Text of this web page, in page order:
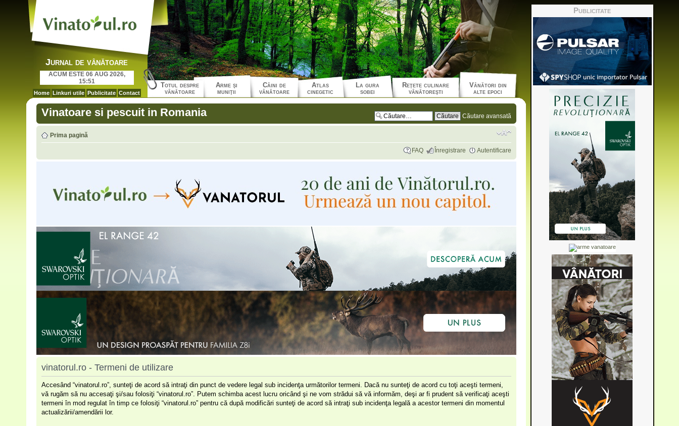
Jurnal de vânătoare
ACUM ESTE 06 AUG 2026,
15:51
Home Linkuri utile Publicitate Contact
Totul despre
vânătoare
Arme şi
muniţii
Câini de
vânătoare
Atlas
cinegetic
La gura
sobei
Reţete culinare
vânătoreşti
Vânători din
alte epoci
Vinatoare si pescuit in Romania Căutare avansată
Prima pagină
FAQ Înregistrare Autentificare
vinatorul.ro - Termeni de utilizare
Accesând “vinatorul.ro”, sunteţi de acord să intraţi din punct de vedere legal sub incidenţa următorilor termeni. Dacă nu sunteţi de acord cu toţi aceşti termeni,
vă rugăm să nu accesaţi şi/sau folosiţi “vinatorul.ro”. Putem schimba acest lucru oricând şi ne vom strădui să vă informăm, deşi ar fi prudent să verificaţi aceşti
termeni în mod regulat în timp ce folosiţi “vinatorul.ro” pentru că după modificări sunteţi de acord să intraţi sub incidenţa legală a acestor termeni din momentul
actualizării/amendării lor.
Publicitate